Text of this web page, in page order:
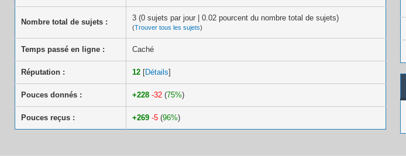
Nombre total de sujets : 3 (0 sujets par jour | 0.02 pourcent du nombre total de sujets)
(Trouver tous les sujets)
Temps passé en ligne : Caché
Réputation : 12 [Détails]
Pouces donnés : +228 -32 (75%)
Pouces reçus : +269 -5 (96%)